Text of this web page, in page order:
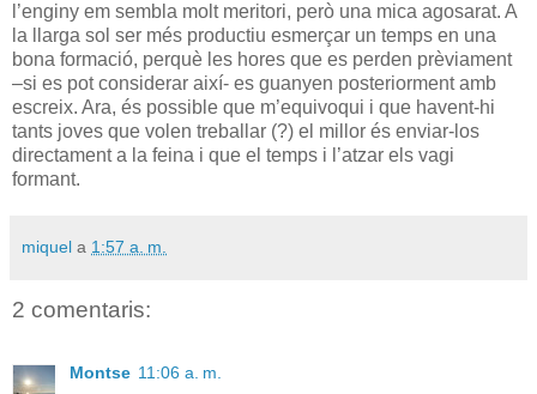
l’enginy em sembla molt meritori, però una mica agosarat. A
la llarga sol ser més productiu esmerçar un temps en una
bona formació, perquè les hores que es perden prèviament
–si es pot considerar així- es guanyen posteriorment amb
escreix. Ara, és possible que m’equivoqui i que havent-hi
tants joves que volen treballar (?) el millor és enviar-los
directament a la feina i que el temps i l’atzar els vagi
formant.
miquel a 1:57 a. m.
2 comentaris:
Montse 11:06 a. m.